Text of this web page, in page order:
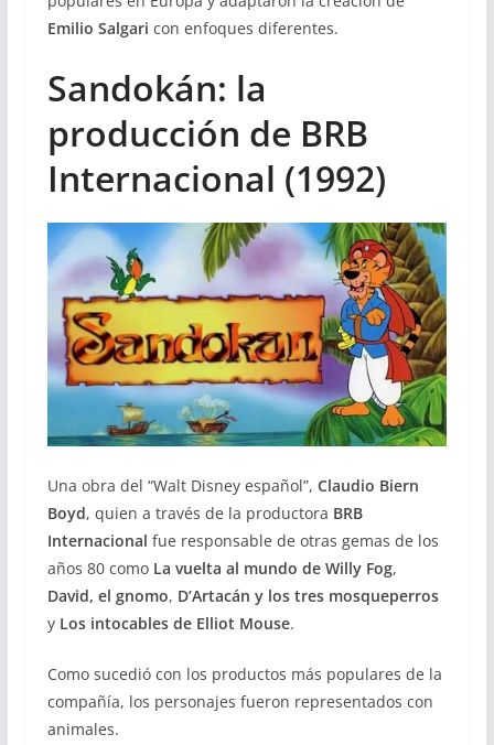
Emilio Salgari con enfoques diferentes.
Sandokán: la
producción de BRB
Internacional (1992)
Una obra del “Walt Disney español”, Claudio Biern
Boyd, quien a través de la productora BRB
Internacional fue responsable de otras gemas de los
años 80 como La vuelta al mundo de Willy Fog,
David, el gnomo, D’Artacán y los tres mosqueperros
y Los intocables de Elliot Mouse.
Como sucedió con los productos más populares de la
compañía, los personajes fueron representados con
animales.